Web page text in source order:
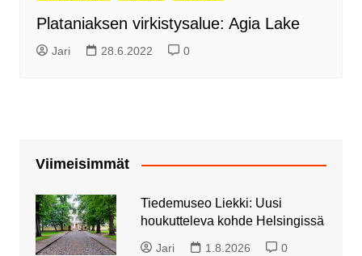
Plataniaksen virkistysalue: Agia Lake
Jari 28.6.2022 0
Viimeisimmät
Tiedemuseo Liekki: Uusi
houkutteleva kohde Helsingissä
Jari 1.8.2026 0